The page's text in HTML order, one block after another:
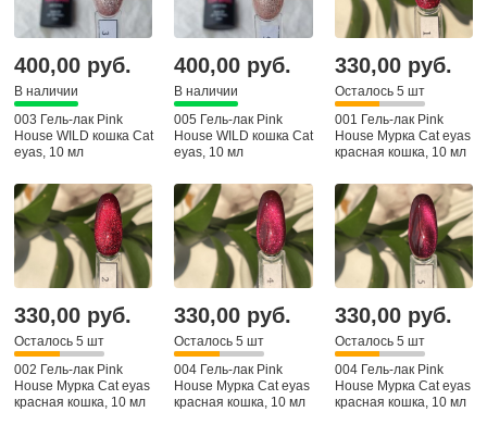
400,00 руб.
В наличии
003 Гель-лак Pink
House WILD кошка Cat
eyas, 10 мл
400,00 руб.
В наличии
005 Гель-лак Pink
House WILD кошка Cat
eyas, 10 мл
330,00 руб.
Осталось 5 шт
001 Гель-лак Pink
House Мурка Cat eyas
красная кошка, 10 мл
330,00 руб.
Осталось 5 шт
002 Гель-лак Pink
House Мурка Cat eyas
красная кошка, 10 мл
330,00 руб.
Осталось 5 шт
004 Гель-лак Pink
House Мурка Cat eyas
красная кошка, 10 мл
330,00 руб.
Осталось 5 шт
004 Гель-лак Pink
House Мурка Cat eyas
красная кошка, 10 мл